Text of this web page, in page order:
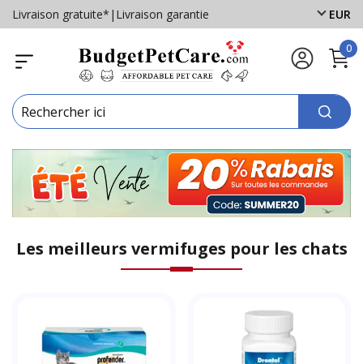
Livraison gratuite* | Livraison garantie EUR
0
Les meilleurs vermifuges pour les chats